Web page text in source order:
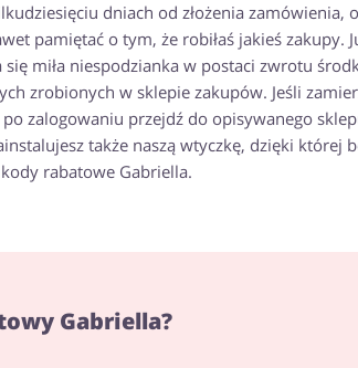
dniach od złożenia zamówienia,
pamiętać o tym, że robiłaś jakieś zakupy.
miła niespodzianka w postaci zwrotu
zrobionych w sklepie zakupów. Jeśli
zalogowaniu przejdź do opisywanego
także naszą wtyczkę, dzięki której
rabatowe Gabriella.
Gabriella?